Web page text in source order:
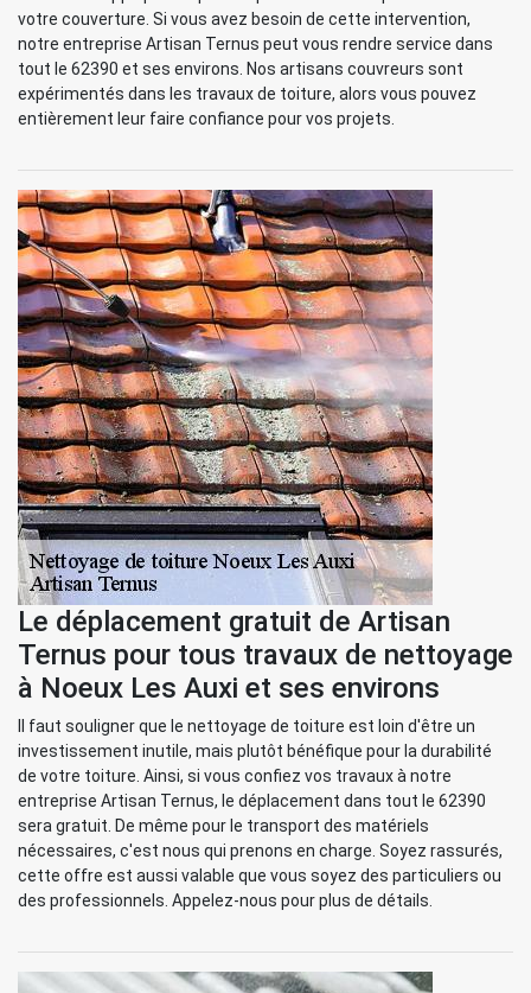
votre couverture. Si vous avez besoin de cette intervention,
notre entreprise Artisan Ternus peut vous rendre service dans
tout le 62390 et ses environs. Nos artisans couvreurs sont
expérimentés dans les travaux de toiture, alors vous pouvez
entièrement leur faire confiance pour vos projets.
Le déplacement gratuit de Artisan
Ternus pour tous travaux de nettoyage
à Noeux Les Auxi et ses environs
Il faut souligner que le nettoyage de toiture est loin d'être un
investissement inutile, mais plutôt bénéfique pour la durabilité
de votre toiture. Ainsi, si vous confiez vos travaux à notre
entreprise Artisan Ternus, le déplacement dans tout le 62390
sera gratuit. De même pour le transport des matériels
nécessaires, c'est nous qui prenons en charge. Soyez rassurés,
cette offre est aussi valable que vous soyez des particuliers ou
des professionnels. Appelez-nous pour plus de détails.